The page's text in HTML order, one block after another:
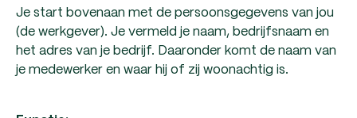
Je start bovenaan met de persoonsgegevens van jou
(de werkgever). Je vermeld je naam, bedrijfsnaam en
het adres van je bedrijf. Daaronder komt de naam van
je medewerker en waar hij of zij woonachtig is.